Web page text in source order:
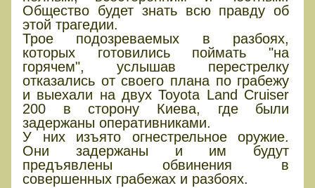
Общество будет знать всю правду об
этой трагедии.
Трое подозреваемых в разбоях,
которых готовились поймать "на
горячем", услышав перестрелку
отказались от своего плана по грабежу
и выехали на двух Toyota Land Cruiser
200 в сторону Киева, где были
задержаны оперативниками.
У них изъято огнестрельное оружие.
Они задержаны и им будут
предъявлены обвинения в
совершенных грабежах и разбоях.